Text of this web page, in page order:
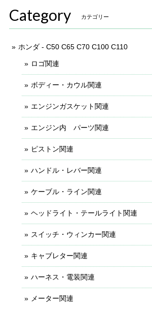
Category カテゴリー
ホンダ - C50 C65 C70 C100 C110
ロゴ関連
ボディー・カウル関連
エンジンガスケット関連
エンジン内 パーツ関連
ピストン関連
ハンドル・レバー関連
ケーブル・ライン関連
ヘッドライト・テールライト関連
スイッチ・ウィンカー関連
キャブレター関連
ハーネス・電装関連
メーター関連